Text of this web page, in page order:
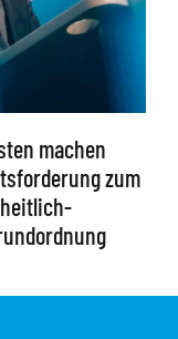
machen
zum